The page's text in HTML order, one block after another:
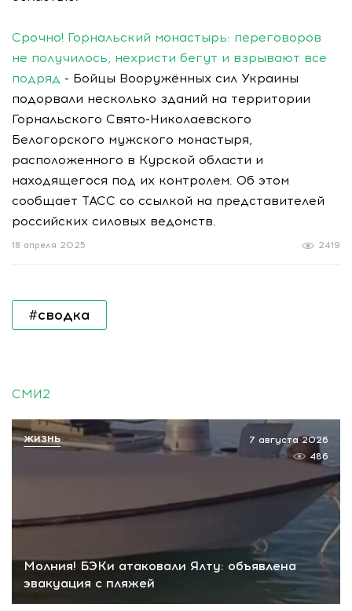
Срочно! Горнальский монастырь: переговоров
не получилось, нехристи бегут и взрывают все
подряд - Бойцы Вооружённых сил Украины
подорвали несколько зданий на территории
Горнальского Свято-Николаевского
Белогорского мужского монастыря,
расположенного в Курской области и
находящегося под их контролем. Об этом
сообщает ТАСС со ссылкой на представителей
российских силовых ведомств.
2419
18 апреля 2025
#сводка
СМИ2
Молния! БЭКи атаковали Ялту: объявлена
эвакуация с пляжей
7 августа 2026
486
ЖИЗНЬ